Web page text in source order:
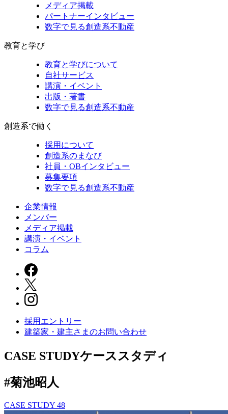
メディア掲載
パートナーインタビュー
数字で見る創造系不動産
教育と学び
教育と学びについて
自社サービス
講演・イベント
出版・著書
数字で見る創造系不動産
創造系で働く
採用について
創造系のまなび
社員・OBインタビュー
募集要項
数字で見る創造系不動産
企業情報
メンバー
メディア掲載
講演・イベント
コラム
採用エントリー
建築家・建主さまのお問い合わせ
CASE STUDYケーススタディ
#菊池昭人
CASE STUDY 48